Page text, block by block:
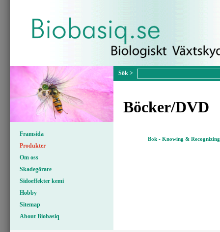
Framsida
Produkter
Om oss
Skadegörare
Sidoeffekter kemi
Hobby
Sitemap
About Biobasiq
Böcker/DVD
Bok - Knowing & Recognizing